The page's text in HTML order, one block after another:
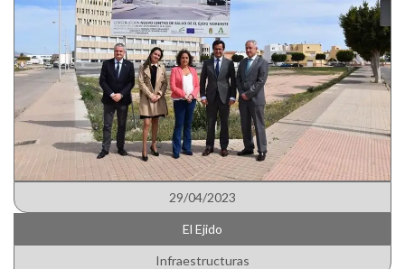
29/04/2023
El Ejido
Infraestructuras